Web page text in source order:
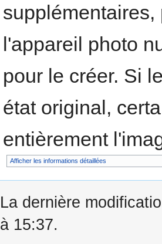
l'appareil photo
pour le créer. Si
état original,
entièrement
Afficher les informations détaillées
La dernière
à 15:37.